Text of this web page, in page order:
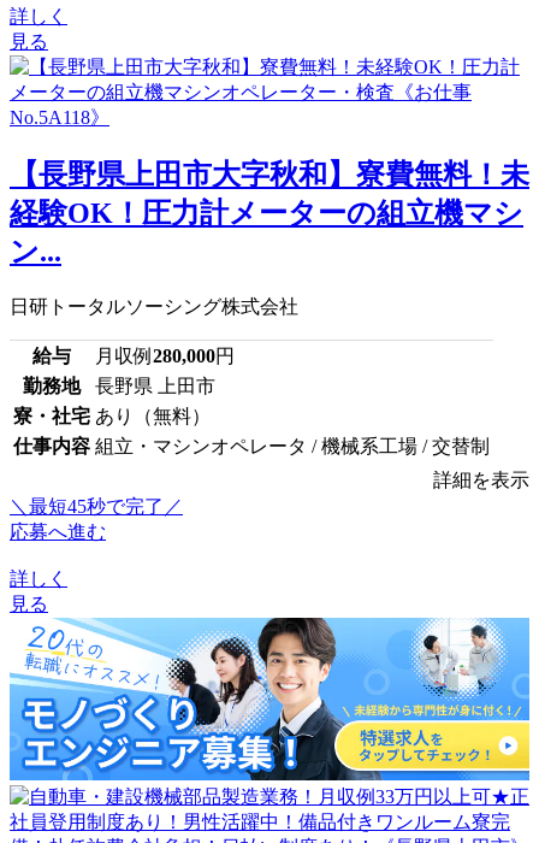
詳しく
見る
【長野県上田市大字秋和】寮費無料！未
経験OK！圧力計メーターの組立機マシ
ン...
日研トータルソーシング株式会社
給与 月収例 280,000円
勤務地
長野県 上田市
寮・社宅 あり（無料）
仕事内容 組立・マシンオペレータ / 機械系工場 / 交替制
詳細を表示
＼最短45秒で完了／
応募へ進む
詳しく
見る